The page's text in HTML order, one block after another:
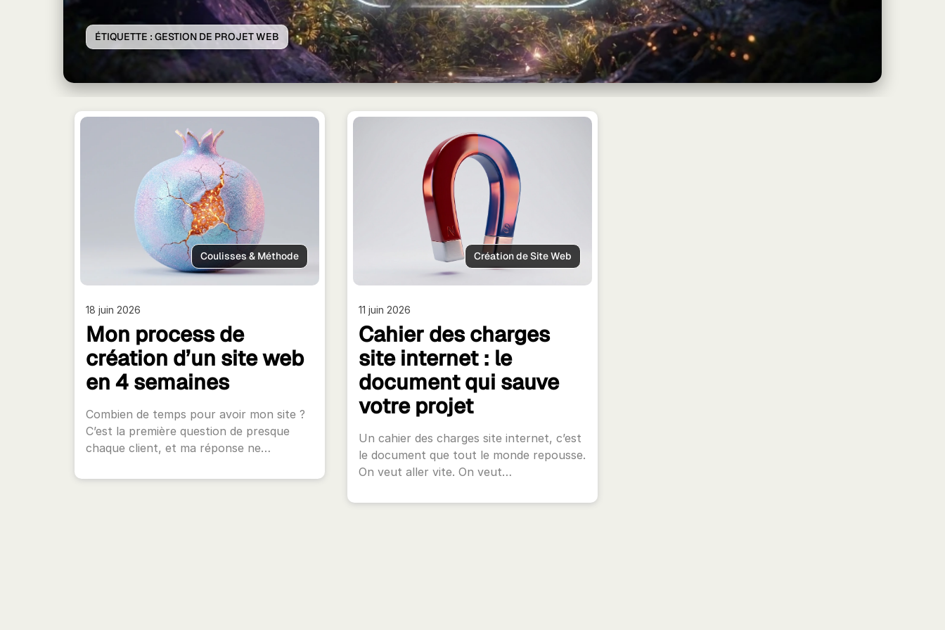
ÉTIQUETTE : GESTION DE PROJET WEB
Coulisses & Méthode
18 juin 2026
Mon process de
création d’un site web
en 4 semaines
Combien de temps pour avoir mon site ?
C’est la première question de presque
chaque client, et ma réponse ne…
Création de Site Web
11 juin 2026
Cahier des charges
site internet : le
document qui sauve
votre projet
Un cahier des charges site internet, c’est
le document que tout le monde repousse.
On veut aller vite. On veut…